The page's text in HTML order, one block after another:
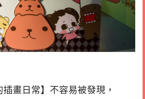
插畫日常】不容易被發現，